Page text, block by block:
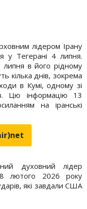
лідером Ірану
у Тегерані 4 липня.
липня в його рідному
кілька днів, зокрема
в Кумі, одному зі
Цю інформацію 13
на іранські
духовний лідер
лютого 2026 року
які завдали США